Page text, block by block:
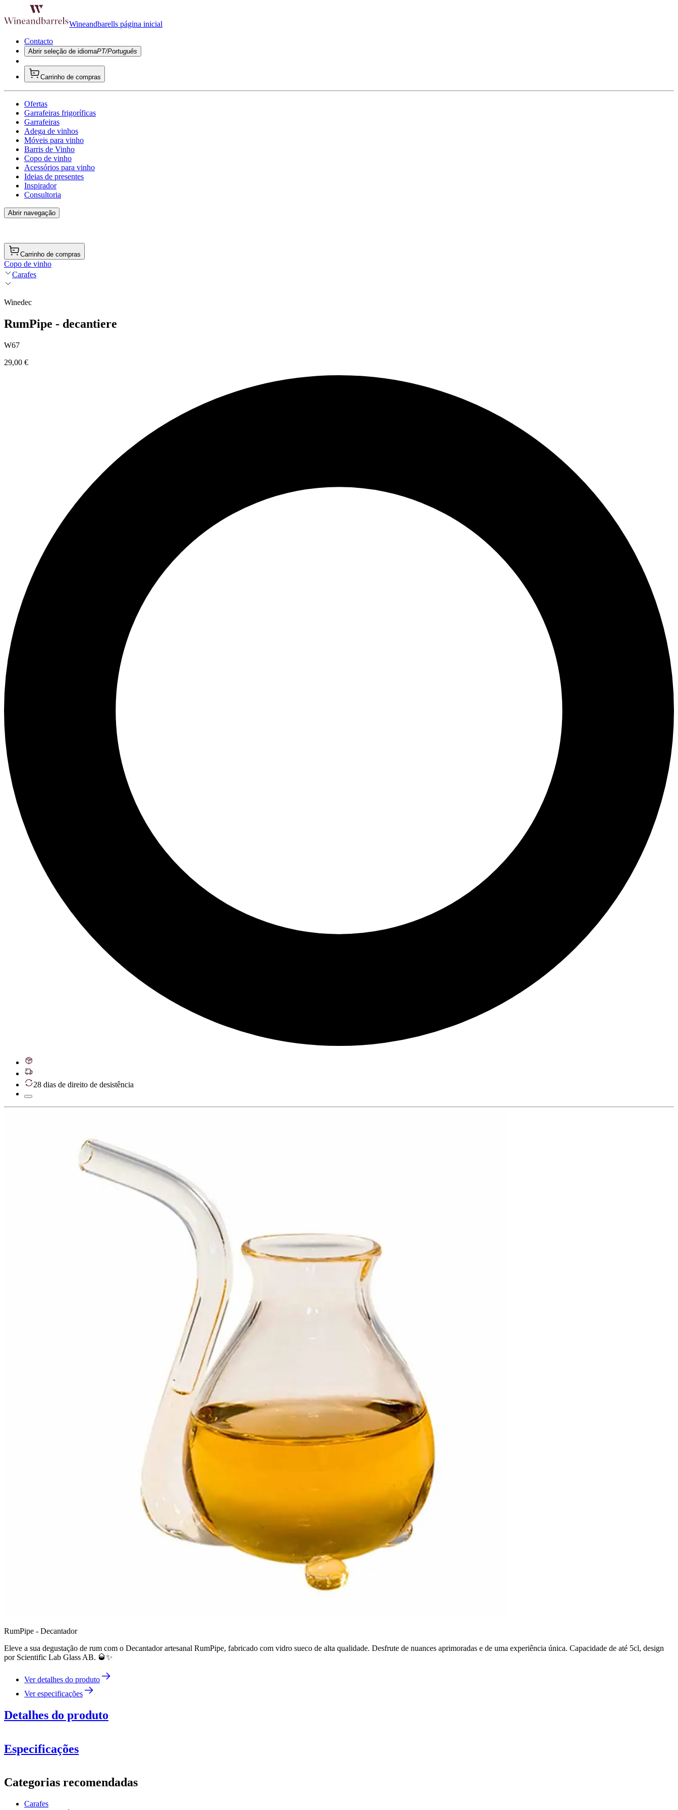
Wineandbarells página inicial
Contacto
Abrir seleção de idiomaPT/Português
Carrinho de compras
Ofertas
Garrafeiras frigoríficas
Garrafeiras
Adega de vinhos
Móveis para vinho
Barris de Vinho
Copo de vinho
Acessórios para vinho
Ideias de presentes
Inspirador
Consultoria
Abrir navegação
Carrinho de compras
Copo de vinho
Carafes
Winedec
RumPipe - decantiere
W67
29,00 €
28 dias de direito de desistência
RumPipe - Decantador
Eleve a sua degustação de rum com o Decantador artesanal RumPipe, fabricado com vidro sueco de alta qualidade. Desfrute de nuances aprimoradas e de uma experiência única. Capacidade de até 5cl, design
por Scientific Lab Glass AB. 🥃✨
Ver detalhes do produto
Ver especificações
Detalhes do produto
Especificações
Número do produtoW67
Dimensões (LxAxP cm)
Categorias recomendadas
Carafes